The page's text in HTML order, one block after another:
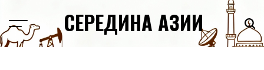
content
СЕРЕДИНА АЗИИ